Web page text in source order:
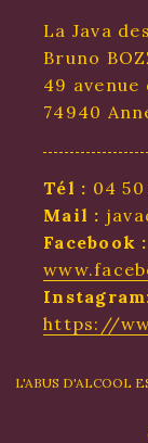
La Java
Bruno
49
74940
Tél : 04 50
Mail :
Facebook :
https://
L'ABUS D'ALCOOL